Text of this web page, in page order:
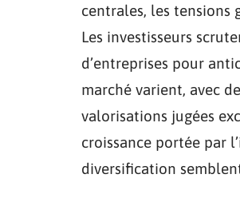
centrales, les tensions
Les investisseurs
d’entreprises pour
marché varient, avec
valorisations jugées
croissance portée par
diversification